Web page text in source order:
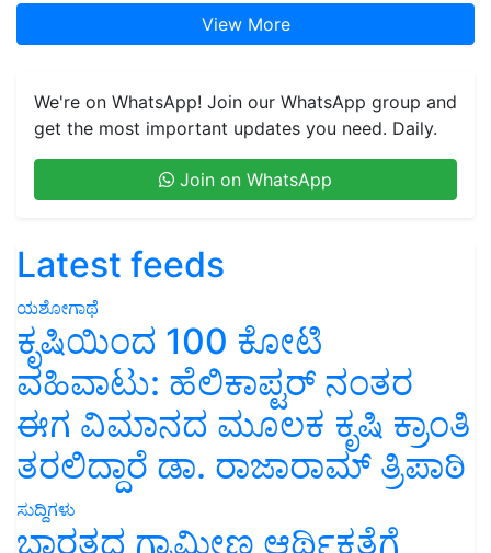
View More
We're on WhatsApp! Join our WhatsApp group and
get the most important updates you need. Daily.
Join on WhatsApp
Latest feeds
ಯಶೋಗಾಥೆ
ಕೃಷಿಯಿಂದ 100 ಕೋಟಿ
ವಹಿವಾಟು: ಹೆಲಿಕಾಪ್ಟರ್ ನಂತರ
ಈಗ ವಿಮಾನದ ಮೂಲಕ ಕೃಷಿ ಕ್ರಾಂತಿ
ತರಲಿದ್ದಾರೆ ಡಾ. ರಾಜಾರಾಮ್ ತ್ರಿಪಾಠಿ
ಸುದ್ದಿಗಳು
ಭಾರತದ ಗ್ರಾಮೀಣ ಆರ್ಥಿಕತೆಗೆ